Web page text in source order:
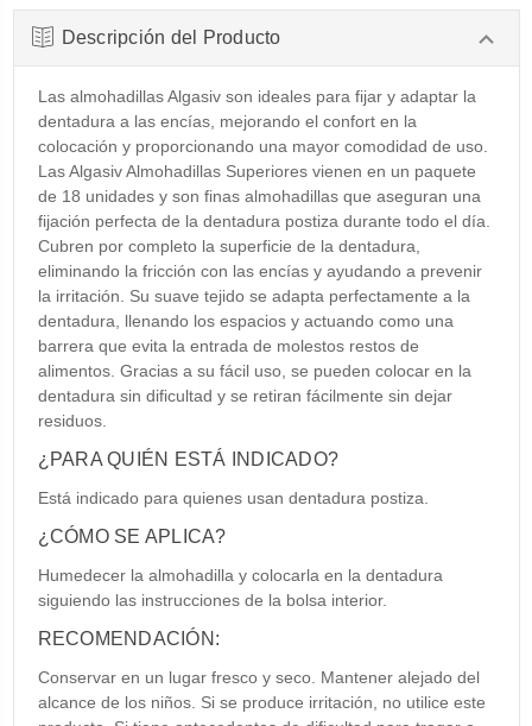
Descripción del Producto
Las almohadillas Algasiv son ideales para fijar y adaptar la
dentadura a las encías, mejorando el confort en la
colocación y proporcionando una mayor comodidad de uso.
Las Algasiv Almohadillas Superiores vienen en un paquete
de 18 unidades y son finas almohadillas que aseguran una
fijación perfecta de la dentadura postiza durante todo el día.
Cubren por completo la superficie de la dentadura,
eliminando la fricción con las encías y ayudando a prevenir
la irritación. Su suave tejido se adapta perfectamente a la
dentadura, llenando los espacios y actuando como una
barrera que evita la entrada de molestos restos de
alimentos. Gracias a su fácil uso, se pueden colocar en la
dentadura sin dificultad y se retiran fácilmente sin dejar
residuos.
¿PARA QUIÉN ESTÁ INDICADO?
Está indicado para quienes usan dentadura postiza.
¿CÓMO SE APLICA?
Humedecer la almohadilla y colocarla en la dentadura
siguiendo las instrucciones de la bolsa interior.
RECOMENDACIÓN:
Conservar en un lugar fresco y seco. Mantener alejado del
alcance de los niños. Si se produce irritación, no utilice este